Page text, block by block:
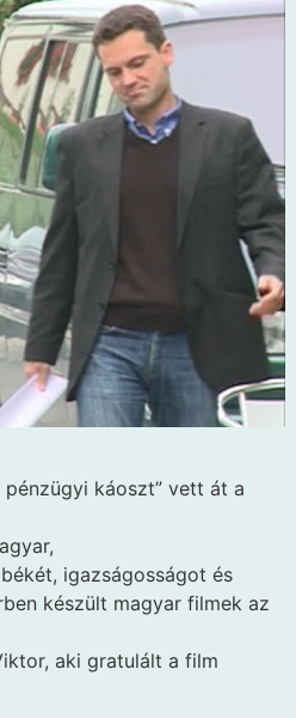
káoszt” vett át a
igazságosságot és
készült magyar filmek az
aki gratulált a film